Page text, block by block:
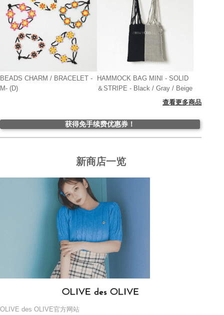
BEADS CHARM / BRACELET -
M- (D)
HAMMOCK BAG MINI - SOLID
＆STRIPE - Black / Gray / Beige
查看更多商品
获得免手续费优惠券！
新商店一览
OLIVE des OLIVE官方网站